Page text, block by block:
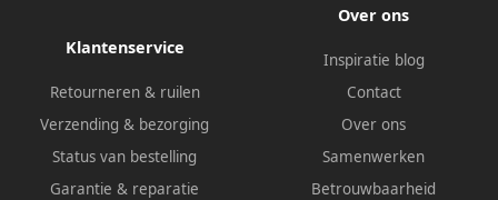
Klantenservice
Retourneren & ruilen
Verzending & bezorging
Status van bestelling
Garantie & reparatie
Over ons
Inspiratie blog
Contact
Over ons
Samenwerken
Betrouwbaarheid